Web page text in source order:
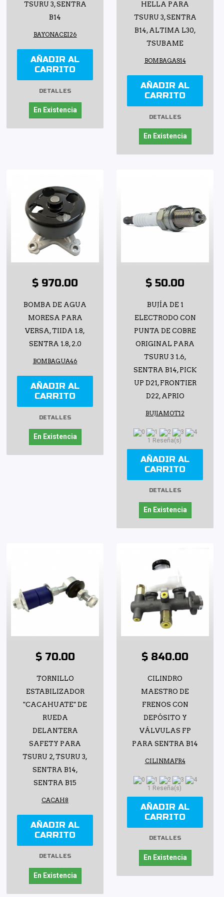
TSURU 3, SENTRA
B14
BAYONACEI26
AÑADIR AL
CARRITO
DETALLES
En Existencia
HELLA PARA
TSURU 3, SENTRA
B14, ALTIMA L30,
TSUBAME
BOMBAGAS14
AÑADIR AL
CARRITO
DETALLES
En Existencia
$ 970.00
BOMBA DE AGUA
MORESA PARA
VERSA, TIIDA 1.8,
SENTRA 1.8, 2.0
BOMBAGUA46
AÑADIR AL
CARRITO
DETALLES
En Existencia
$ 50.00
BUJÍA DE 1
ELECTRODO CON
PUNTA DE COBRE
ORIGINAL PARA
TSURU 3 1.6,
SENTRA B14, PICK
UP D21, FRONTIER
D22, APRIO
BUJIAMOT12
1 Reseña(s)
AÑADIR AL
CARRITO
DETALLES
En Existencia
$ 70.00
TORNILLO
ESTABILIZADOR
"CACAHUATE" DE
RUEDA
DELANTERA
SAFETY PARA
TSURU 2, TSURU 3,
SENTRA B14,
SENTRA B15
CACAH8
AÑADIR AL
CARRITO
DETALLES
En Existencia
$ 840.00
CILINDRO
MAESTRO DE
FRENOS CON
DEPÓSITO Y
VÁLVULAS FP
PARA SENTRA B14
CILINMAFR4
1 Reseña(s)
AÑADIR AL
CARRITO
DETALLES
En Existencia